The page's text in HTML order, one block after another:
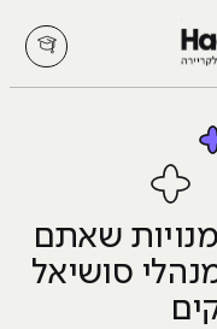
– 7 מיומנויות שאתם
סושיאל